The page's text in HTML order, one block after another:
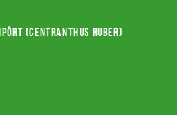
(Centranthus ruber)